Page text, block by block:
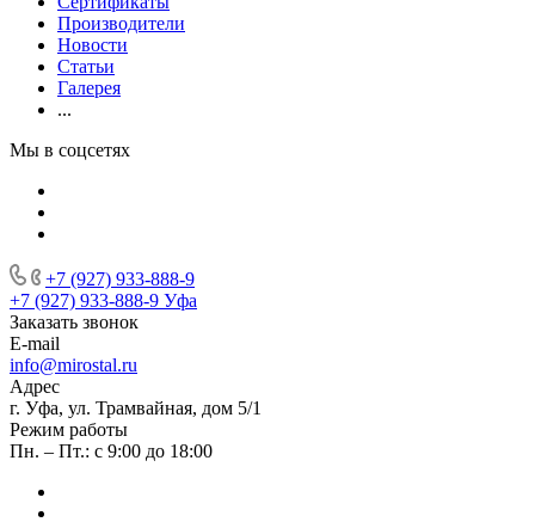
Производители
Новости
Статьи
Галерея
...
Мы в соцсетях
+7 (927) 933-888-9
+7 (927) 933-888-9 Уфа
Заказать звонок
E-mail
info@mirostal.ru
Адрес
г. Уфа, ул. Трамвайная, дом 5/1
Режим работы
Пн. – Пт.: с 9:00 до 18:00